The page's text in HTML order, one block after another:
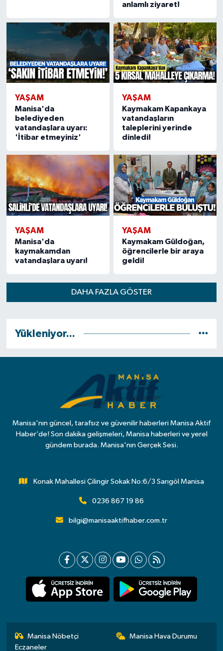
anlamlı ziyaret!
YAŞAM
Manisa'da
belediyeden
vatandaşlara uyarı:
'İtibar etmeyiniz'
YAŞAM
Kaymakam Kapankaya
vatandaşların
taleplerini yerinde
dinledi!
YAŞAM
Manisa'da
kaymakamdan
vatandaşlara uyarı!
YAŞAM
Kaymakam Güldoğan,
öğrencilerle bir araya
geldi!
DAHA FAZLA GÖSTER
Yükleniyor...
Manisa'nın güncel, tarafsız ve güvenilir haberleri Manisa Aktif
Haber’de! Son dakika gelişmeleri, Manisa haberleri ve yerel
gündem burada. Manisa'nın Gerçek Sesi.
Konak Mahallesi Çilingir Sokak No:6/3 Sarıgöl Manisa
0236 867 19 86
bilgi@manisaaktifhaber.com.tr
Manisa Nöbetçi
Eczaneler
Manisa Hava Durumu